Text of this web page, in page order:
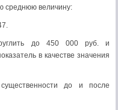
среднюю величину:
до 450 000 руб. и
в качестве значения
до и после